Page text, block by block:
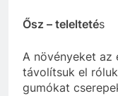
Ősz – teleltetés
A növényeket az
távolítsuk el
gumókat